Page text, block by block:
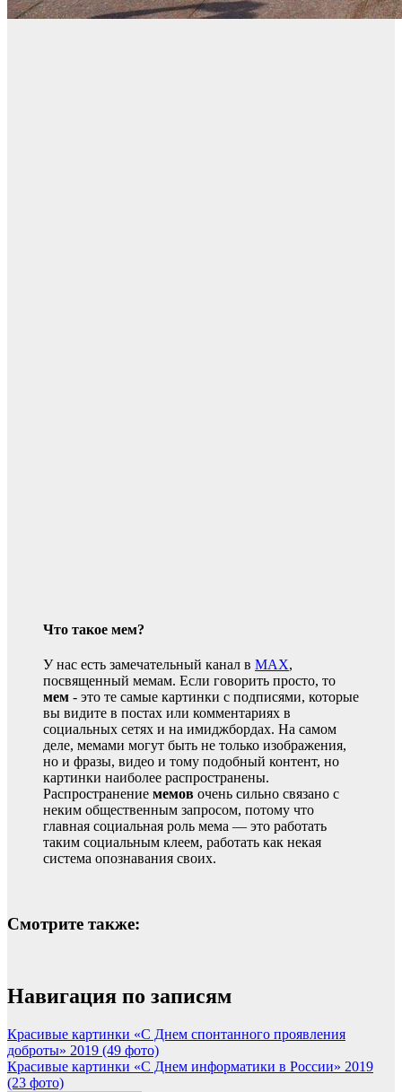
Что такое мем?
У нас есть замечательный канал в MAX,
посвященный мемам. Если говорить просто, то
мем - это те самые картинки с подписями, которые
вы видите в постах или комментариях в
социальных сетях и на имиджбордах. На самом
деле, мемами могут быть не только изображения,
но и фразы, видео и тому подобный контент, но
картинки наиболее распространены.
Распространение мемов очень сильно связано с
неким общественным запросом, потому что
главная социальная роль мема — это работать
таким социальным клеем, работать как некая
система опознавания своих.
Смотрите также:
Навигация по записям
Красивые картинки «С Днем спонтанного проявления
доброты» 2019 (49 фото)
Красивые картинки «С Днем информатики в России» 2019
(23 фото)